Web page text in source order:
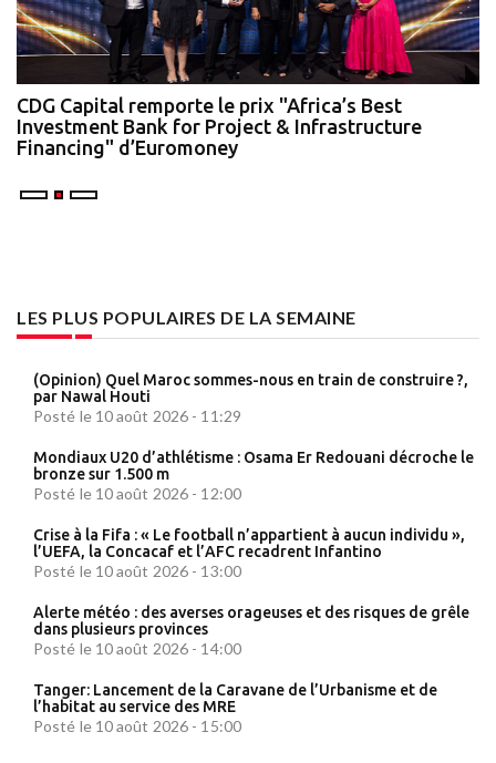
CDG Capital remporte le prix "Africa’s Best
Investment Bank for Project & Infrastructure
Financing" d’Euromoney
LES PLUS POPULAIRES DE LA SEMAINE
(Opinion) Quel Maroc sommes-nous en train de construire ?,
par Nawal Houti
Posté le 10 août 2026 - 11:29
Mondiaux U20 d’athlétisme : Osama Er Redouani décroche le
bronze sur 1.500 m
Posté le 10 août 2026 - 12:00
Crise à la Fifa : « Le football n’appartient à aucun individu »,
l’UEFA, la Concacaf et l’AFC recadrent Infantino
Posté le 10 août 2026 - 13:00
Alerte météo : des averses orageuses et des risques de grêle
dans plusieurs provinces
Posté le 10 août 2026 - 14:00
Tanger: Lancement de la Caravane de l’Urbanisme et de
l’habitat au service des MRE
Posté le 10 août 2026 - 15:00